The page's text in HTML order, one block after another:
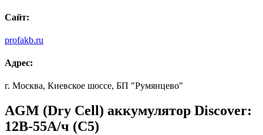
Сайт:
profakb.ru
Адрес:
г. Москва, Киевское шоссе, БП "Румянцево"
AGM (Dry Cell) аккумулятор Discover:
12В-55А/ч (С5)